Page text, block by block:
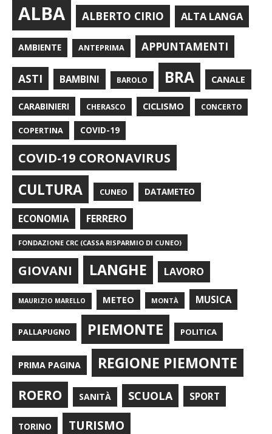
ALBA ALBERTO CIRIO ALTA LANGA
AMBIENTE ANTEPRIMA APPUNTAMENTI
ASTI BAMBINI BAROLO BRA CANALE
CARABINIERI CHERASCO CICLISMO CONCERTO
COPERTINA COVID-19
COVID-19 CORONAVIRUS
CULTURA CUNEO DATAMETEO
ECONOMIA FERRERO
FONDAZIONE CRC (CASSA RISPARMIO DI CUNEO)
GIOVANI LANGHE LAVORO
MAURIZIO MARELLO METEO MONTÀ MUSICA
PALLAPUGNO PIEMONTE POLITICA
PRIMA PAGINA REGIONE PIEMONTE
ROERO SANITÀ SCUOLA SPORT
TORINO TURISMO